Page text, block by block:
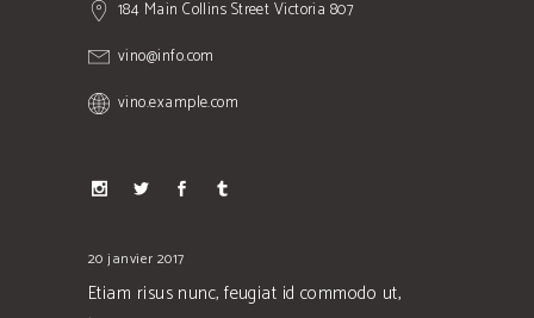
184 Main Collins Street Victoria 807
vino@info.com
vino.example.com
20 janvier 2017
Etiam risus nunc, feugiat id commodo ut,